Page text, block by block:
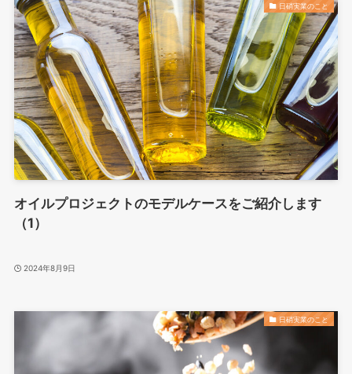
日硝実業のこと
オイルプロジェクトのモデルケースをご紹介します
（1）
2024年8月9日
日硝実業のこと